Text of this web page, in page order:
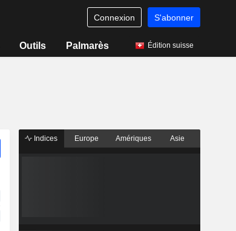
Connexion S'abonner
Outils Palmarès Édition suisse
Indices Europe Amériques Asie